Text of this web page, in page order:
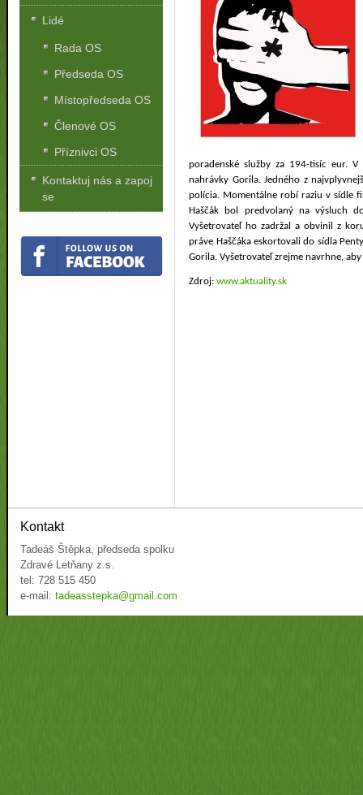
poradenské služby za 194-tisíc eur.
nahrávky Gorila.Jedného z
polícia. Momentálne robí raziu v sídle
Haščák bol predvolaný na výsluch
Vyšetrovateľ ho zadržal a obvinil z
práve Haščáka eskortovali do sídla
Gorila. Vyšetrovateľ zrejme navrhne,
Zdroj:www.aktuality.sk
Lidé
Rada OS
Předseda OS
Místopředseda OS
Členové OS
Příznivci OS
Kontaktuj nás a zapoj
se
Kontakt
Tadeáš Štěpka, předseda spolku
Zdravé Letňany z.s.
tel: 728 515 450
e-mail: tadeasstepka@gmail.com